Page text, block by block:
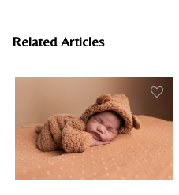
Related Articles